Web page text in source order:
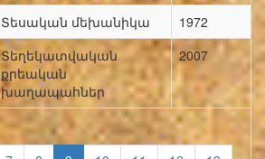
Տեսական մեխանիկա
1972
Տեղեկատվական
քրեական
խաղապահներ
2007